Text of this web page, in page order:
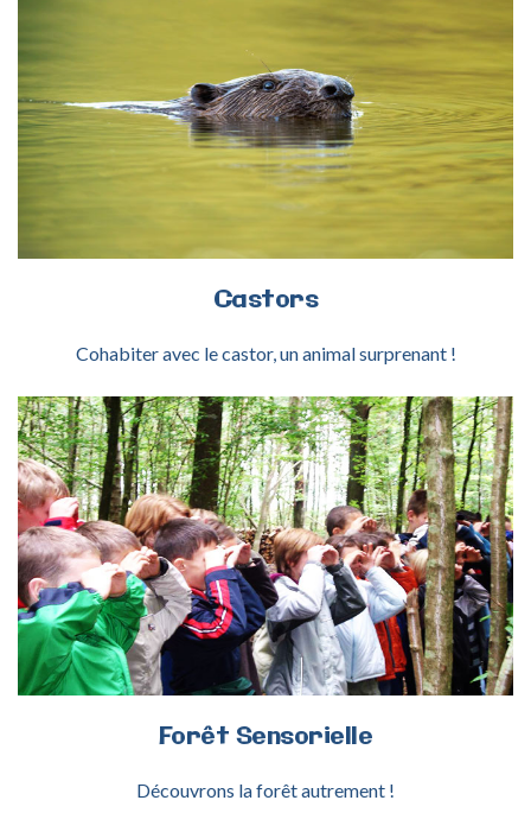
ACTIVITÉ CASTORS
Castors
Cohabiter avec le castor, un animal surprenant !
ACTIVITÉ SENSORIELLE
Forêt Sensorielle
Découvrons la forêt autrement !